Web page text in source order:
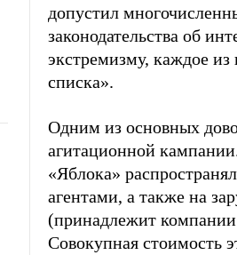
допустил
законодательства об
экстремизму, каждое из
списка».
Одним из основных
агитационной
«Яблока»
агентами, а также на
(принадлежит компании
Совокупная стоимость